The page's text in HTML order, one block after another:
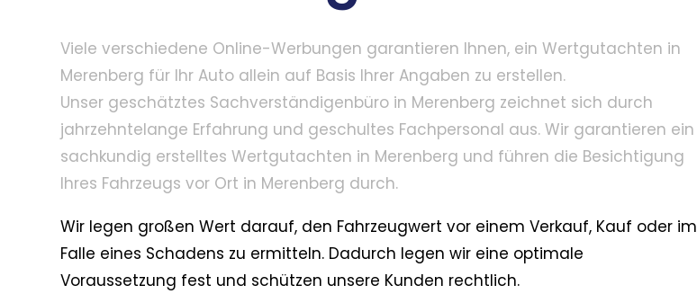
Viele verschiedene Online-Werbungen garantieren Ihnen, ein Wertgutachten in
Merenberg für Ihr Auto allein auf Basis Ihrer Angaben zu erstellen.
Unser geschätztes Sachverständigenbüro in Merenberg zeichnet sich durch
jahrzehntelange Erfahrung und geschultes Fachpersonal aus. Wir garantieren ein
sachkundig erstelltes Wertgutachten in Merenberg und führen die Besichtigung
Ihres Fahrzeugs vor Ort in Merenberg durch.
Wir legen großen Wert darauf, den Fahrzeugwert vor einem Verkauf, Kauf oder im
Falle eines Schadens zu ermitteln. Dadurch legen wir eine optimale
Voraussetzung fest und schützen unsere Kunden rechtlich.